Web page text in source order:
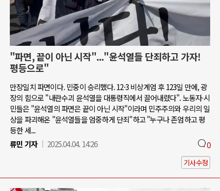
"파면, 끝이 아닌 시작"..."윤석열들 단죄하고 가자!
평등으로"
만장일치 파면이다. 민중이 승리했다. 12·3 비상계엄 후 123일 만에, 광
장의 힘으로 "내란수괴 윤석열을 대통령직에서 끌어내렸다". 노동자∙시
민들은 "윤석열의 파면은 끝이 아닌 시작"이라며 민주주의와 우리의 일
상을 파괴해온 "윤석열들을 엄중하게 단죄"하고 "누구나 존엄하고 평
등한 세...
류민 기자
2025.04.04. 14:26 0
기사수정